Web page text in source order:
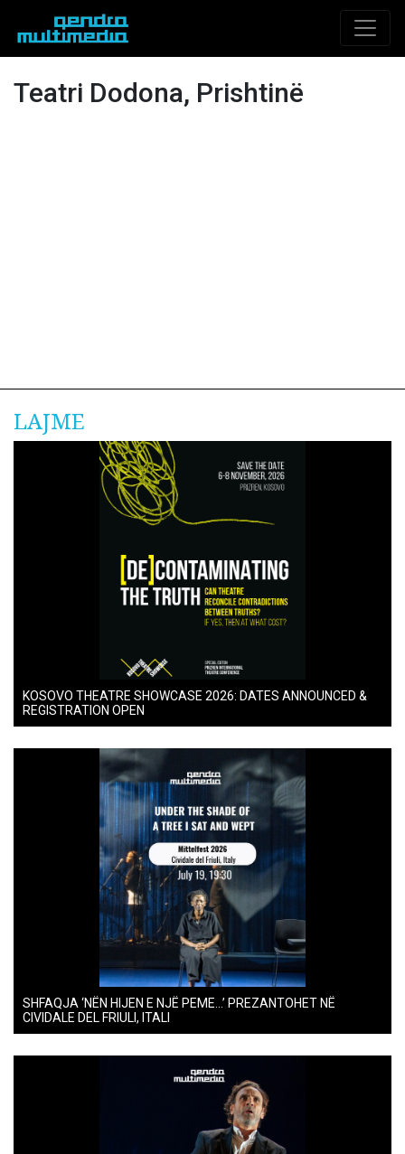
Teatri Dodona, Prishtinë
LAJME
KOSOVO THEATRE SHOWCASE 2026: DATES ANNOUNCED &
REGISTRATION OPEN
SHFAQJA ‘NËN HIJEN E NJË PEME…’ PREZANTOHET NË
CIVIDALE DEL FRIULI, ITALI